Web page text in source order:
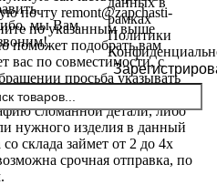
мы Вам
рамках
Политики
почту remont@zapchasti-
по указанным выше
поможет подобрать вам
вас по совместимости, с
просьба указывать
вашего чемодана. Так же
сломанной детали, либо
нужного изделия в данный
склада займет от 2 до 4х
срочная отправка, по